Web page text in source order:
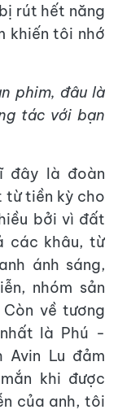
rút hết năng
khiến tôi nhớ
phim, đâu là
tác với bạn
đây là đoàn
từ tiền kỳ cho
bởi vì đất
các khâu, từ
ánh sáng,
nhóm sản
về tương
là Phú -
Avin Lu đảm
khi được
của anh, tôi